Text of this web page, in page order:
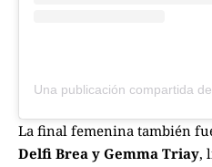
La final femenina también
Delfi Brea y Gemma Triay,